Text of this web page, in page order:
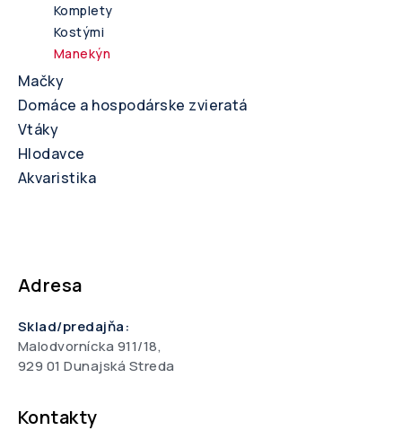
Komplety
Kostými
Manekýn
Mačky
Domáce a hospodárske zvieratá
Vtáky
Hlodavce
Akvaristika
Adresa
Sklad/predajňa:
Malodvornícka 911/18,
929 01 Dunajská Streda
Kontakty